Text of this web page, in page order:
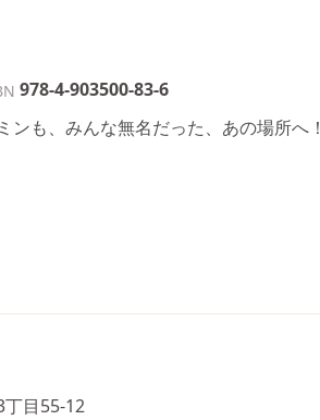
978-4-903500-83-6
も、みんな無名だった、あの場所へ！
目55-12